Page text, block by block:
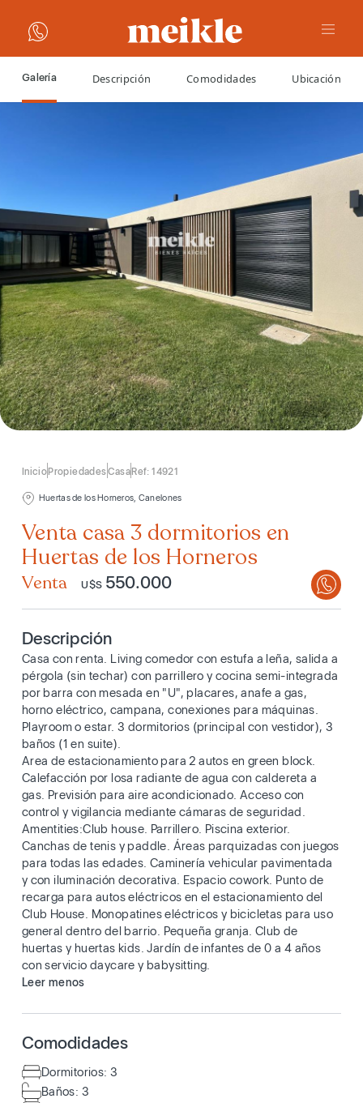
Galería Descripción Comodidades Ubicación
InicioPropiedadesCasaRef: 14921
VOLVER
Huertas de los Horneros, Canelones
Venta casa 3 dormitorios en
Huertas de los Horneros
Venta U$S550.000
Descripción
Casa con renta. Living comedor con estufa a leña, salida a
pérgola (sin techar) con parrillero y cocina semi-integrada
por barra con mesada en "U", placares, anafe a gas,
horno eléctrico, campana, conexiones para máquinas.
Playroom o estar. 3 dormitorios (principal con vestidor), 3
baños (1 en suite).
Area de estacionamiento para 2 autos en green block.
Calefacción por losa radiante de agua con caldereta a
gas. Previsión para aire acondicionado. Acceso con
control y vigilancia mediante cámaras de seguridad.
Amentities:Club house. Parrillero. Piscina exterior.
Canchas de tenis y paddle. Áreas parquizadas con juegos
para todas las edades. Caminería vehicular pavimentada
y con iluminación decorativa. Espacio cowork. Punto de
recarga para autos eléctricos en el estacionamiento del
Club House. Monopatines eléctricos y bicicletas para uso
general dentro del barrio. Pequeña granja. Club de
huertas y huertas kids. Jardín de infantes de 0 a 4 años
con servicio daycare y babysitting.
Leer menos
Comodidades
Dormitorios: 3
Baños: 3